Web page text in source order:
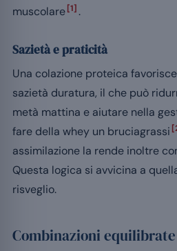
muscolare[1] .
Sazietà e praticità
Una colazione proteica
sazietà duratura, il che può
metà mattina e aiutare nella
fare della whey un bruciagrassi
assimilazione la rende inoltre
Questa logica si avvicina a
risveglio.
Combinazioni equilibrate